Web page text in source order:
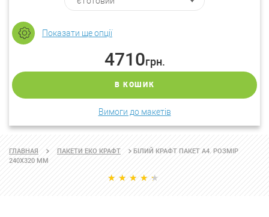
Показати ще опції
4710грн.
В КОШИК
Вимоги до макетів
ГЛАВНАЯ ПАКЕТИ ЕКО КРАФТ
БІЛИЙ КРАФТ ПАКЕТ А4. РОЗМІР
240Х320 ММ